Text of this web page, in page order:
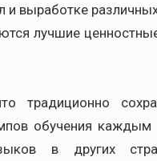
выработке
лучшие
традиционно
обучения каждым
в других